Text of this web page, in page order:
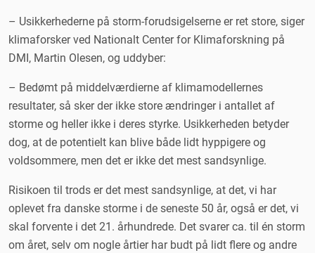
– Usikkerhederne på storm-forudsigelserne er ret store, siger
klimaforsker ved Nationalt Center for Klimaforskning på
DMI, Martin Olesen, og uddyber:
– Bedømt på middelværdierne af klimamodellernes
resultater, så sker der ikke store ændringer i antallet af
storme og heller ikke i deres styrke. Usikkerheden betyder
dog, at de potentielt kan blive både lidt hyppigere og
voldsommere, men det er ikke det mest sandsynlige.
Risikoen til trods er det mest sandsynlige, at det, vi har
oplevet fra danske storme i de seneste 50 år, også er det, vi
skal forvente i det 21. århundrede. Det svarer ca. til én storm
om året, selv om nogle årtier har budt på lidt flere og andre